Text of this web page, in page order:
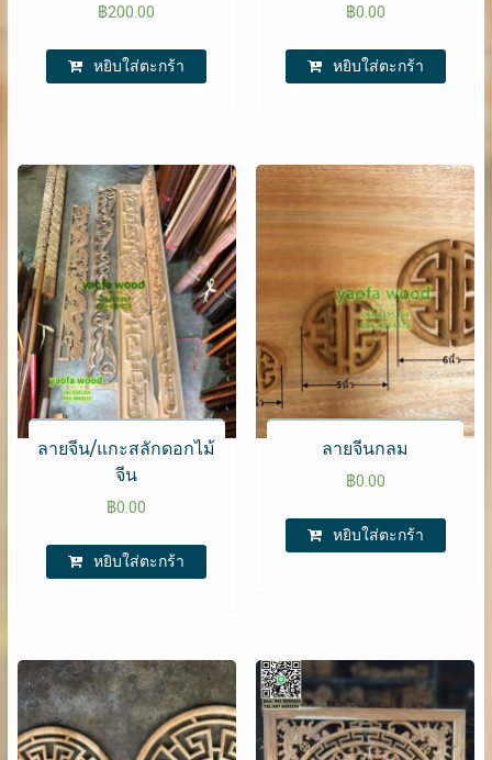
฿200.00
หยิบใส่ตะกร้า
฿0.00
หยิบใส่ตะกร้า
ลายจีน/แกะสลักดอกไม้
จีน
฿0.00
หยิบใส่ตะกร้า
ลายจีนกลม
฿0.00
หยิบใส่ตะกร้า